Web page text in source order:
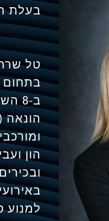
בעלת
בתחום
ב-8
הון
למנוע